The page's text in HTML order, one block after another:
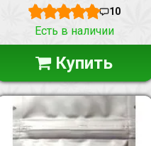
10
Есть в наличии
Купить